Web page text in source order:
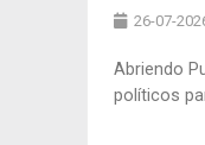
26-07-
Abriendo
políticos